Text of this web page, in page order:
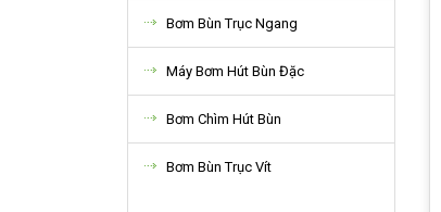
Bơm Bùn Trục Ngang
Máy Bơm Hút Bùn Đặc
Bơm Chìm Hút Bùn
Bơm Bùn Trục Vít